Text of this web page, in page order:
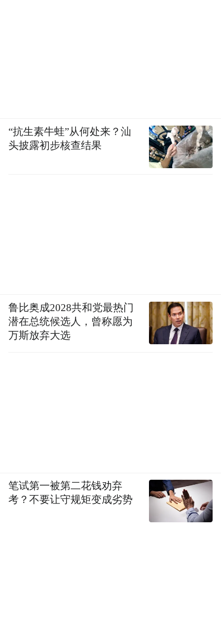
“抗生素牛蛙”从何处来？汕
头披露初步核查结果
鲁比奥成2028共和党最热门
潜在总统候选人，曾称愿为
万斯放弃大选
笔试第一被第二花钱劝弃
考？不要让守规矩变成劣势